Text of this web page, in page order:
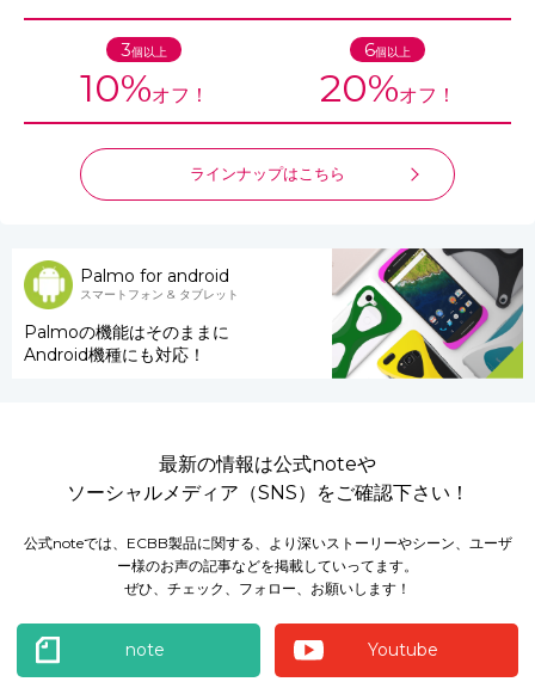
3個以上
10%オフ！
6個以上
20%オフ！
ラインナップはこちら
Palmo for android
スマートフォン & タブレット
Palmoの機能はそのままに
Android機種にも対応！
最新の情報は公式noteや
ソーシャルメディア（SNS）をご確認下さい！
公式noteでは、ECBB製品に関する、より深いストーリーやシーン、ユーザ
ー様のお声の記事などを掲載していってます。
ぜひ、チェック、フォロー、お願いします！
note Youtube